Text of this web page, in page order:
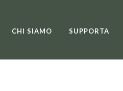
CHI SIAMO SUPPORTA